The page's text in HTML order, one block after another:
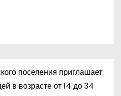
поселения приглашает
в возрасте от 14 до 34